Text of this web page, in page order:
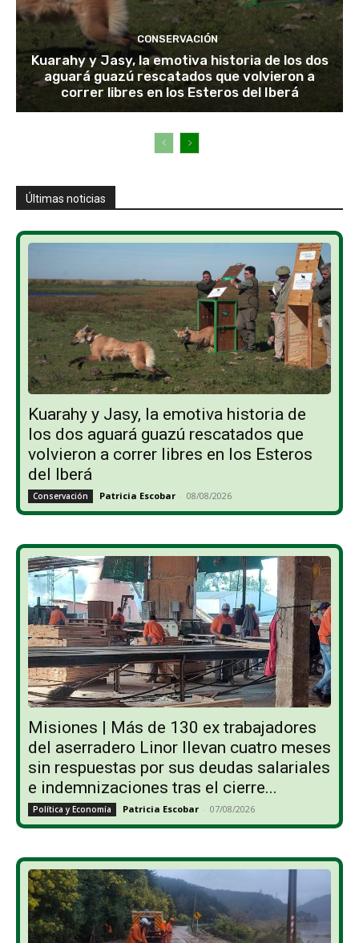
CONSERVACIÓN
Kuarahy y Jasy, la emotiva historia de los dos
aguará guazú rescatados que volvieron a
correr libres en los Esteros del Iberá
Últimas noticias
Kuarahy y Jasy, la emotiva historia de
los dos aguará guazú rescatados que
volvieron a correr libres en los Esteros
del Iberá
Conservación Patricia Escobar - 08/08/2026
Misiones | Más de 130 ex trabajadores
del aserradero Linor llevan cuatro meses
sin respuestas por sus deudas salariales
e indemnizaciones tras el cierre...
Política y Economía Patricia Escobar - 07/08/2026